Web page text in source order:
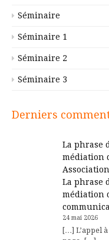
Séminaire
Séminaire 1
Séminaire 2
Séminaire 3
Derniers
La phrase
médiation
La phrase
médiation
24 mai 2026
[…] L’appel